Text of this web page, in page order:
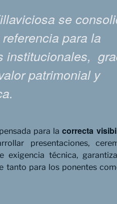
se
para la
institucionales,
patrimonial y
para la correcta
presentaciones,
técnica,
tanto para los ponentes